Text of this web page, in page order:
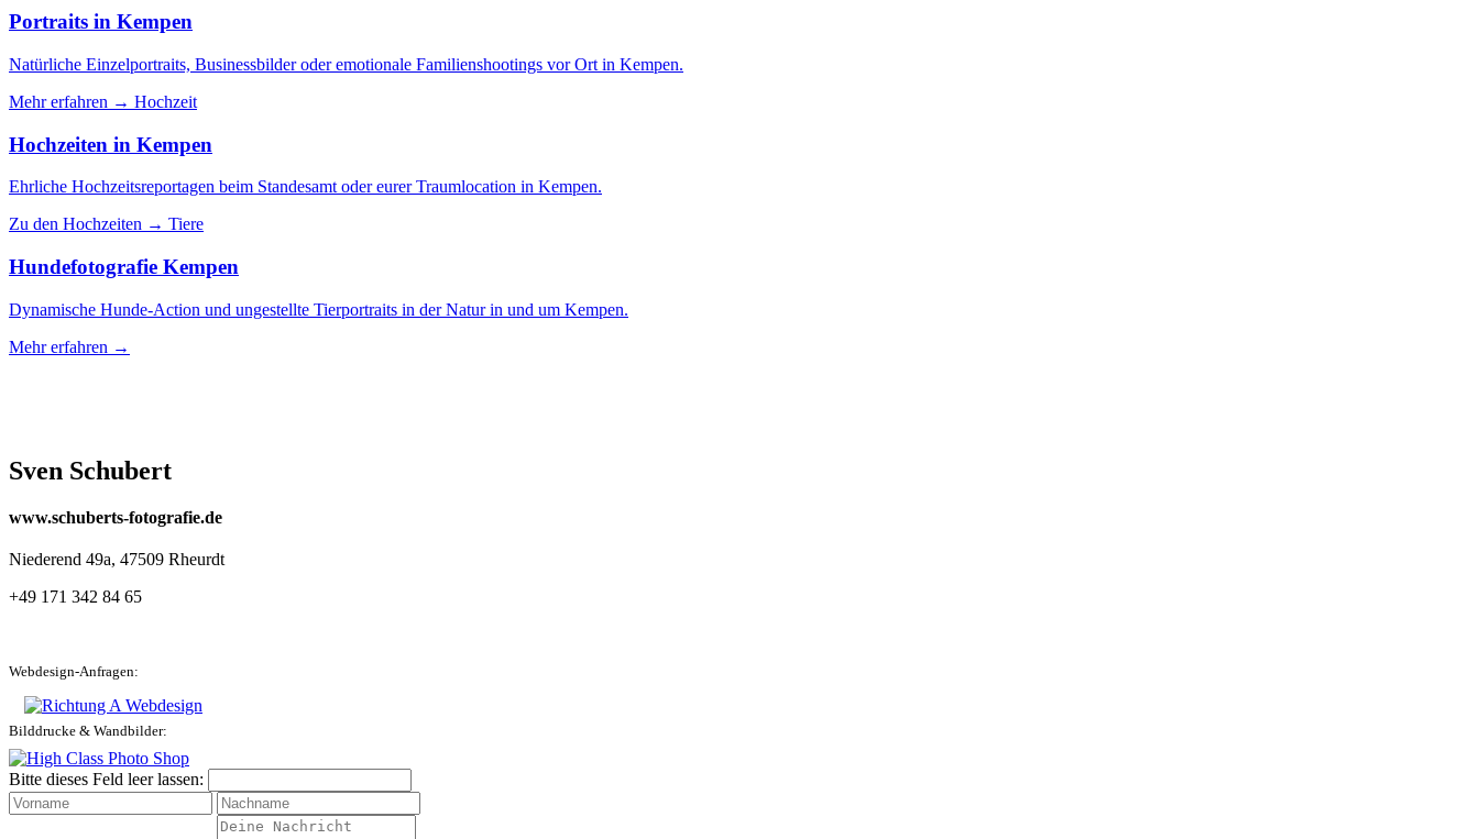
Portraits in Kempen
Natürliche Einzelportraits, Businessbilder oder emotionale Familienshootings vor Ort in Kempen.
Mehr erfahren → Hochzeit
Hochzeiten in Kempen
Ehrliche Hochzeitsreportagen beim Standesamt oder eurer Traumlocation in Kempen.
Zu den Hochzeiten → Tiere
Hundefotografie Kempen
Dynamische Hunde-Action und ungestellte Tierportraits in der Natur in und um Kempen.
Mehr erfahren →
Sven Schubert
www.schuberts-fotografie.de
Niederend 49a, 47509 Rheurdt
+49 171 342 84 65
Webdesign-Anfragen:
Bilddrucke & Wandbilder:
Bitte dieses Feld leer lassen: